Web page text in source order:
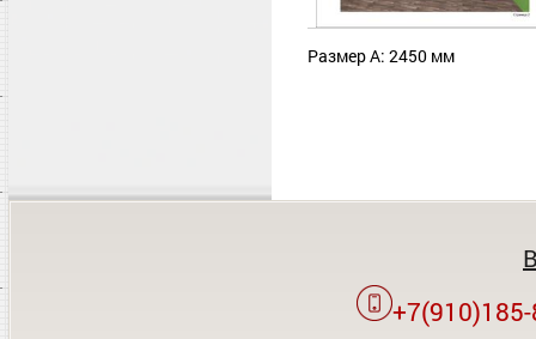
Размер А: 2450 мм